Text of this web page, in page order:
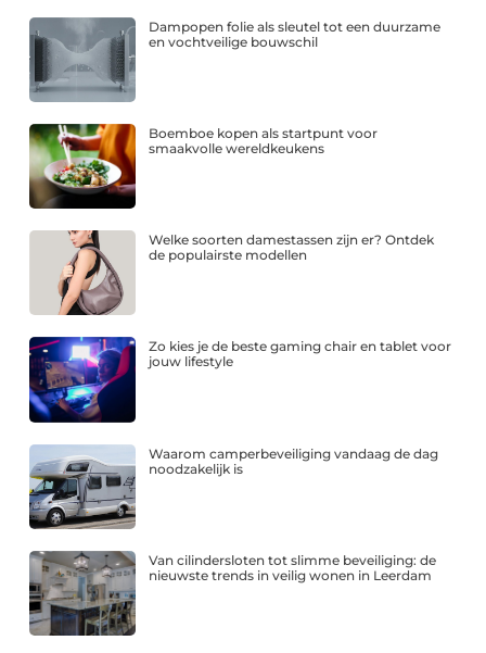
Dampopen folie als sleutel tot een duurzame
en vochtveilige bouwschil
Boemboe kopen als startpunt voor
smaakvolle wereldkeukens
Welke soorten damestassen zijn er? Ontdek
de populairste modellen
Zo kies je de beste gaming chair en tablet voor
jouw lifestyle
Waarom camperbeveiliging vandaag de dag
noodzakelijk is
Van cilindersloten tot slimme beveiliging: de
nieuwste trends in veilig wonen in Leerdam